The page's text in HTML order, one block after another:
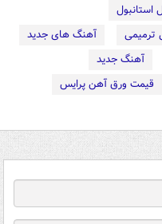
استانبول
ترمیمی
آهنگ های جدید
آهنگ جدید
قیمت ورق آهن پرایس